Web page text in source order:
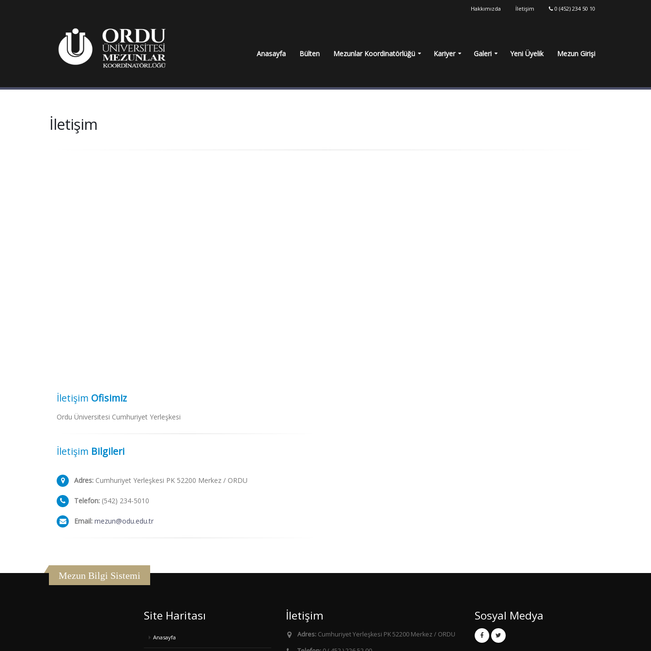
Hakkımızda İletişim 0 (452) 234 50 10
Anasayfa Bülten Mezunlar Koordinatörlüğü Kariyer Galeri Yeni Üyelik Mezun Girişi
İletişim
İletişim Ofisimiz
Ordu Üniversitesi Cumhuriyet Yerleşkesi
İletişim Bilgileri
Adres: Cumhuriyet Yerleşkesi PK 52200 Merkez / ORDU
Telefon: (542) 234-5010
Email: mezun@odu.edu.tr
Mezun Bilgi Sistemi
Site Haritası
Anasayfa
İletişim
Adres:Cumhuriyet Yerleşkesi PK 52200 Merkez / ORDU
Sosyal Medya